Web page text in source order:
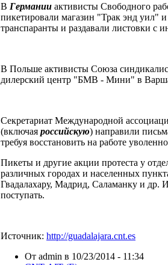
В Германии активисты Свободного
пикетировали магазин "Трак энд уил"
транспаранты и раздавали листовки с
В Польше активисты Союза
дилерский центр "БМВ - Мини" в
Секретариат Международной
(включая российскую) направили
требуя восстановить на работе
Пикеты и другие акции протеста у
различных городах и населенных
Гвадалахару, Мадрид, Саламанку и др.
поступать.
Источник: http://guadalajara.cnt.es
От admin в 10/23/2014 - 11:34